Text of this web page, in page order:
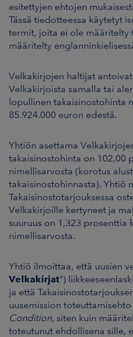
esitettyjen ehtojen
Tässä tiedotteessa käytetyt
termit, joita ei ole määritelty
määritelty
Velkakirjojen haltijat
Velkakirjoista samalla tai
lopullinen takaisinostohinta
85.924.000 euron edestä.
Yhtiön asettama
takaisinostohinta on 102,00
nimellisarvosta (korotus
takaisinostohinnasta). Yhtiö
Takaisinostotarjouksessa
Velkakirjoille kertyneet ja
suuruus on 1,323 prosenttia
nimellisarvosta.
Yhtiö ilmoittaa, että uusien
Velkakirjat")
ja että
uusemission
Condition, siten kuin
toteutunut ehdollisena sille,